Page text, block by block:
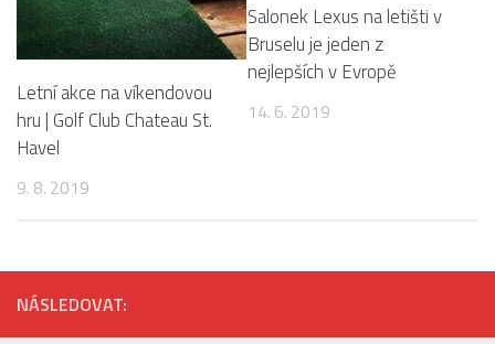
Letní akce na víkendovou
hru | Golf Club Chateau St.
Havel
9. 8. 2019
Salonek Lexus na letišti v
Bruselu je jeden z
nejlepších v Evropě
14. 6. 2019
NÁSLEDOVAT: